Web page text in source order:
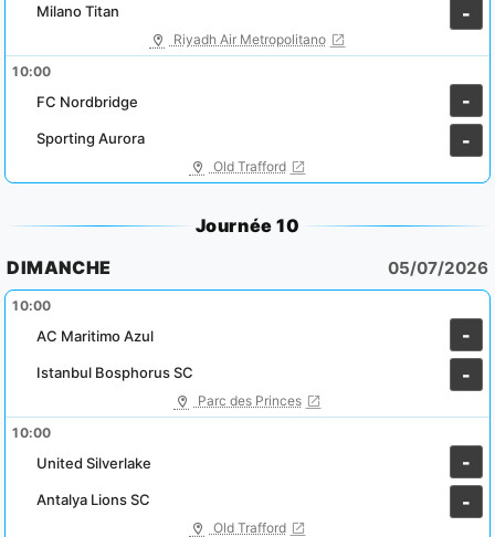
-
Milano Titan
Riyadh Air Metropolitano
10:00
FC Nordbridge
-
-
Sporting Aurora
Old Trafford
Journée 10
DIMANCHE
05/07/2026
10:00
AC Maritimo Azul
-
-
Istanbul Bosphorus SC
Parc des Princes
10:00
United Silverlake
-
-
Antalya Lions SC
Old Trafford